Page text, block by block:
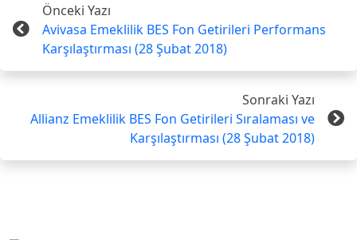
Önceki Yazı
Avivasa Emeklilik BES Fon Getirileri Performans
Karşılaştırması (28 Şubat 2018)
Sonraki Yazı
Allianz Emeklilik BES Fon Getirileri Sıralaması ve
Karşılaştırması (28 Şubat 2018)